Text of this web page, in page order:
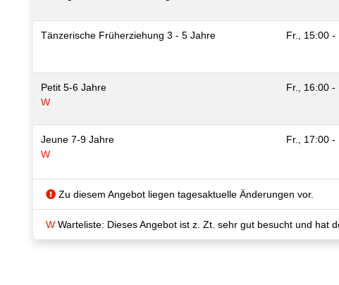
Tänzerische Früherziehung 3 - 5 Jahre Fr., 15:00 -
Petit 5-6 Jahre
W
Fr., 16:00 -
Jeune 7-9 Jahre
W
Fr., 17:00 -
Zu diesem Angebot liegen tagesaktuelle Änderungen vor.
WWarteliste: Dieses Angebot ist z. Zt. sehr gut besucht und hat